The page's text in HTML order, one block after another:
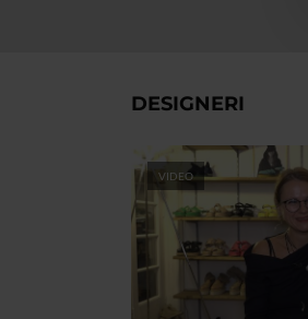
DESIGNERI
VIDEO